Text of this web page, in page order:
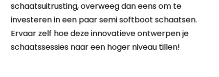
schaatsuitrusting, overweeg dan eens om te
investeren in een paar semi softboot schaatsen.
Ervaar zelf hoe deze innovatieve ontwerpen je
schaatssessies naar een hoger niveau tillen!